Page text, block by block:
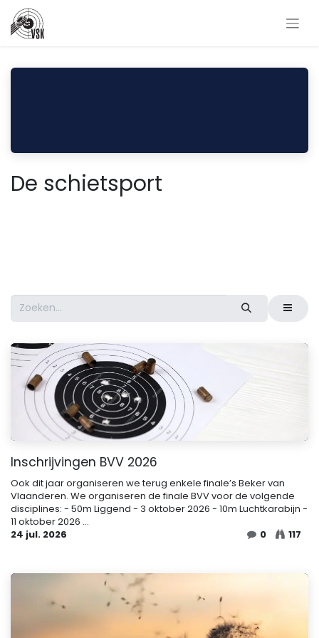
De schietsport
Inschrijvingen BVV 2026
Ook dit jaar organiseren we terug enkele finale’s Beker van
Vlaanderen. We organiseren de finale BVV voor de volgende
disciplines: - 50m Liggend - 3 oktober 2026 - 10m Luchtkarabijn -
11 oktober 2026 ...
24 jul. 2026
0 117